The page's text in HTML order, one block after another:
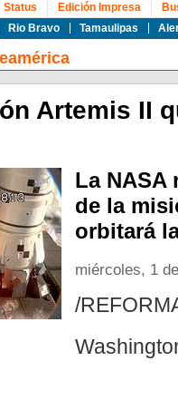
Rio Bravo Tamaulipas
Status Edición Impresa
Artemis II
La NASA
de la
orbitará
miércoles, 1
/